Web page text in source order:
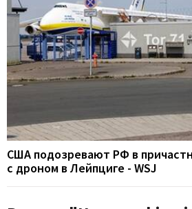
США подозревают РФ в
с дроном в Лейпциге - WSJ